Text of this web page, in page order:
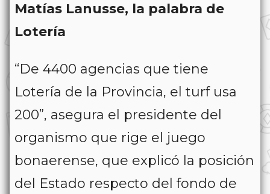
Matías Lanusse, la palabra de
Lotería
“De 4400 agencias que tiene
Lotería de la Provincia, el turf usa
200”, asegura el presidente del
organismo que rige el juego
bonaerense, que explicó la posición
del Estado respecto del fondo de